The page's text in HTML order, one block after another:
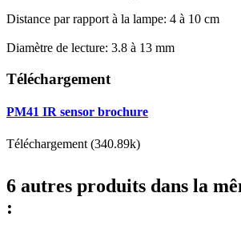
Distance par rapport à la lampe: 4 à 10 cm
Diamètre de lecture: 3.8 à 13 mm
Téléchargement
PM41 IR sensor brochure
Téléchargement (340.89k)
6 autres produits dans la
: